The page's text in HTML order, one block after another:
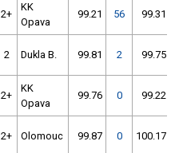
2+
KK
Opava
99.21 56 99.31
2 Dukla B. 99.81 2 99.75
2+
KK
Opava
99.76 0 99.22
2+ Olomouc 99.87 0 100.17